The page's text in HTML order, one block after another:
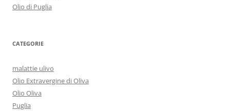
Olio di Puglia
CATEGORIE
malattie ulivo
Olio Extravergine di Oliva
Olio Oliva
Puglia